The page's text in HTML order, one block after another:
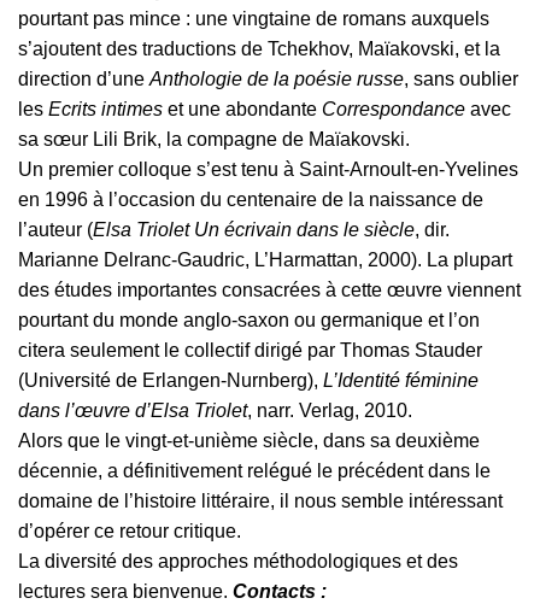
pourtant pas mince : une vingtaine de romans auxquels
s’ajoutent des traductions de Tchekhov, Maïakovski, et la
direction d’une Anthologie de la poésie russe, sans oublier
les Ecrits intimes et une abondante Correspondance avec
sa sœur Lili Brik, la compagne de Maïakovski.
Un premier colloque s’est tenu à Saint-Arnoult-en-Yvelines
en 1996 à l’occasion du centenaire de la naissance de
l’auteur (Elsa Triolet Un écrivain dans le siècle, dir.
Marianne Delranc-Gaudric, L’Harmattan, 2000). La plupart
des études importantes consacrées à cette œuvre viennent
pourtant du monde anglo-saxon ou germanique et l’on
citera seulement le collectif dirigé par Thomas Stauder
(Université de Erlangen-Nurnberg), L’Identité féminine
dans l’œuvre d’Elsa Triolet, narr. Verlag, 2010.
Alors que le vingt-et-unième siècle, dans sa deuxième
décennie, a définitivement relégué le précédent dans le
domaine de l’histoire littéraire, il nous semble intéressant
d’opérer ce retour critique.
La diversité des approches méthodologiques et des
lectures sera bienvenue. Contacts :